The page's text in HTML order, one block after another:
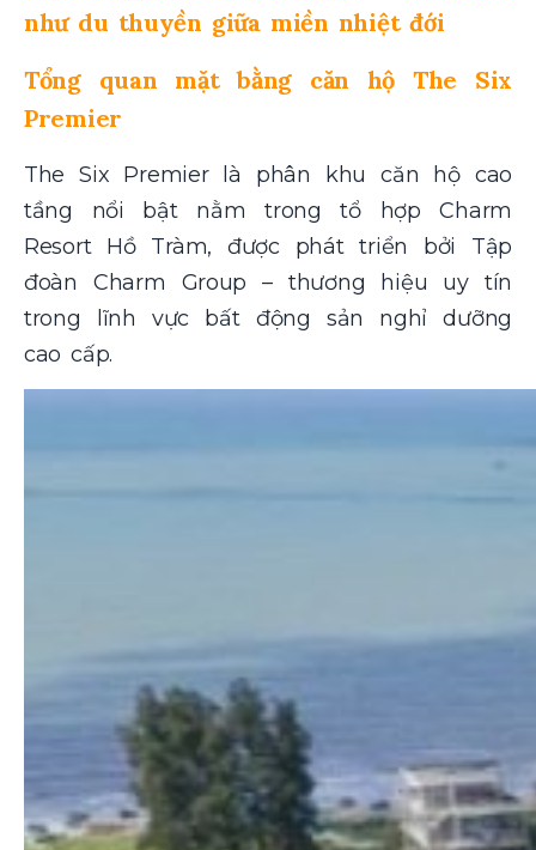
như du thuyền giữa miền nhiệt đới
Tổng quan mặt bằng căn hộ The Six
Premier
The Six Premier là phân khu căn hộ cao
tầng nổi bật nằm trong tổ hợp Charm
Resort Hồ Tràm, được phát triển bởi Tập
đoàn Charm Group – thương hiệu uy tín
trong lĩnh vực bất động sản nghỉ dưỡng
cao cấp.